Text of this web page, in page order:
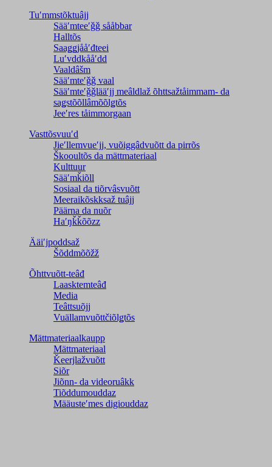
Tuʹmmstõktuâjj
Sääʹmteeʹǧǧ sååbbar
Halltõs
Saaǥǥjååʹđteei
Luʹvddkååʹdd
Vaaldâšm
Sääʹmteʹǧǧ vaal
Sääʹmteʹǧǧlääʹjj meâldlaž õhttsažtåimmam- da
saǥstõõllâmõõlǥtõs
Jeeʹres tåimmorgaan
Vasttõsvuuʹd
Jieʹllemvueʹjj, vuõiggâdvuõtt da pirrõs
Škooultõs da mättmateriaal
Kulttuur
Sääʹmǩiõll
Sosiaal da tiõrvâsvuõtt
Meeraikõskksaž tuâjj
Päärna da nuõr
Haʹŋǩǩõõzz
Ääiʹjpoddsaž
Šõddmõõžž
Õhttvuõtt-teâđ
Laasktemteâđ
Media
Teâttsuõjj
Vuällamvuõttčiõlǥtõs
Mättmateriaalkaupp
Mättmateriaal
Ǩeerjlažvuõtt
Siõr
Jiõnn- da videoruâkk
Tiõddumouddaz
Määusteʹmes digiouddaz